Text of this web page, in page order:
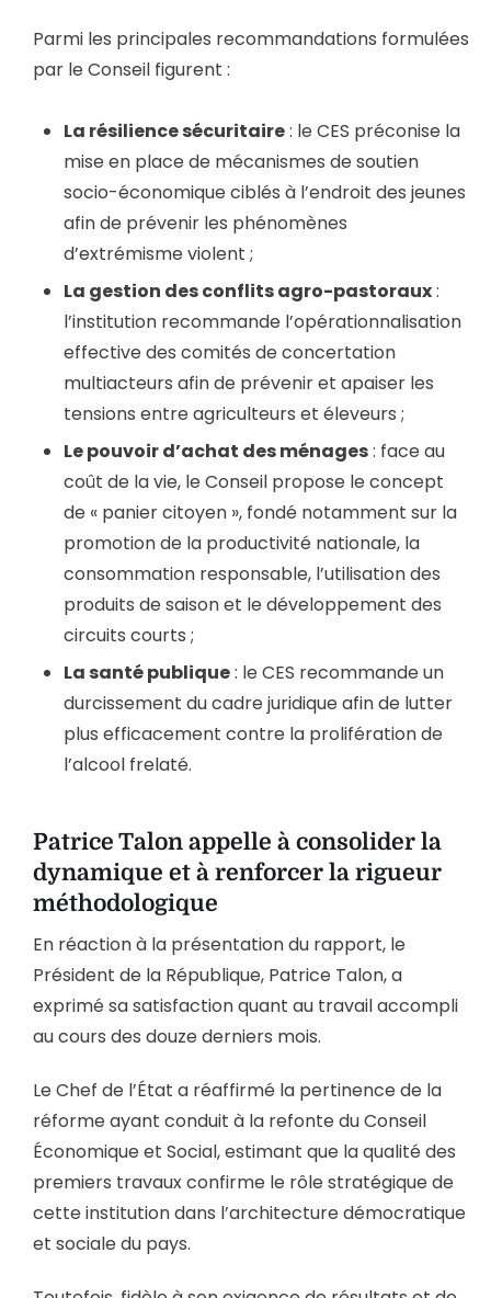
Parmi les principales recommandations formulées
par le Conseil figurent :
La résilience sécuritaire: le CES préconise la
mise en place de mécanismes de soutien
socio-économique ciblés à l’endroit des jeunes
afin de prévenir les phénomènes
d’extrémisme violent ;
La gestion des conflits agro-pastoraux:
l’institution recommande l’opérationnalisation
effective des comités de concertation
multiacteurs afin de prévenir et apaiser les
tensions entre agriculteurs et éleveurs ;
Le pouvoir d’achat des ménages: face au
coût de la vie, le Conseil propose le concept
de « panier citoyen », fondé notamment sur la
promotion de la productivité nationale, la
consommation responsable, l’utilisation des
produits de saison et le développement des
circuits courts ;
La santé publique: le CES recommande un
durcissement du cadre juridique afin de lutter
plus efficacement contre la prolifération de
l’alcool frelaté.
Patrice Talon appelle à consolider la
dynamique et à renforcer la rigueur
méthodologique
En réaction à la présentation du rapport, le
Président de la République, Patrice Talon, a
exprimé sa satisfaction quant au travail accompli
au cours des douze derniers mois.
Le Chef de l’État a réaffirmé la pertinence de la
réforme ayant conduit à la refonte du Conseil
Économique et Social, estimant que la qualité des
premiers travaux confirme le rôle stratégique de
cette institution dans l’architecture démocratique
et sociale du pays.